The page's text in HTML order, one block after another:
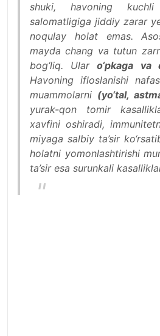
shuki, havoning
salomatligiga jiddiy zarar
noqulay holat emas.
mayda chang va tutun
bog‘liq. Ularo‘pkaga
Havoning ifloslanishi
muammolarni (yo‘tal,
yurak-qon tomir
xavfini oshiradi,
miyaga salbiy ta’sir
holatni yomonlashtirishi
ta’sir esa surunkali